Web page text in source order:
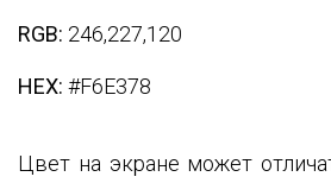
RGB: 246,227,120
HEX: #F6E378
Цвет на экране может